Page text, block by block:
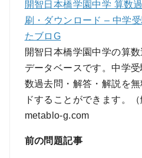
開智日本橋学園中学 算数
刷・ダウンロード – 中学
たブロG
開智日本橋学園中学の算
データベースです。中学
数過去問・解答・解説を
ドすることができます。
metablo-g.com
前の問題記事